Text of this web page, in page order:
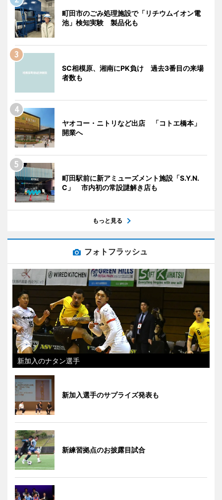
町田市のごみ処理施設で「リチウムイオン電
池」検知実験 製品化も
SC相模原、湘南にPK負け 過去3番目の来場
者数も
ヤオコー・ニトリなど出店 「コトエ橋本」
開業へ
町田駅前に新アミューズメント施設「S.Y.N.
C」 市内初の常設謎解き店も
もっと見る
フォトフラッシュ
新加入のナタン選手
新加入選手のサプライズ発表も
新練習拠点のお披露目試合